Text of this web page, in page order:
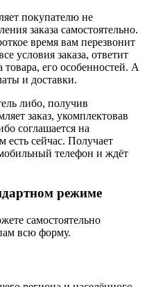
покупателю не
заказа самостоятельно.
время вам перезвонит
условия заказа, ответит
его особенностей. А
и доставки.
либо, получив
заказ, укомплектовав
соглашается на
есть сейчас. Получает
телефон и ждёт
режиме
самостоятельно
всю форму.